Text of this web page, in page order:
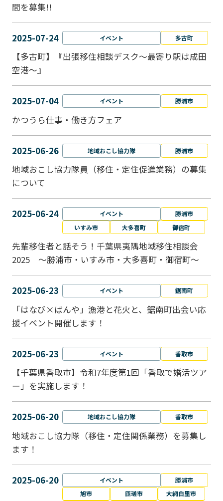
間を募集!!
2025-07-24 イベント 多古町
【多古町】『出張移住相談デスク～最寄り駅は成田
空港～』
2025-07-04 イベント 勝浦市
かつうら仕事・働き方フェア
2025-06-26 地域おこし協力隊 勝浦市
地域おこし協力隊員（移住・定住促進業務）の募集
について
2025-06-24 イベント
勝浦市
いすみ市
大多喜町 御宿町
先輩移住者と話そう！千葉県夷隅地域移住相談会
2025 ～勝浦市・いすみ市・大多喜町・御宿町～
2025-06-23 イベント 鋸南町
「はなび×ばんや」漁港と花火と、鋸南町出会い応
援イベント開催します！
2025-06-23 イベント 香取市
【千葉県香取市】令和7年度第1回「香取で婚活ツア
ー」を実施します！
2025-06-20 地域おこし協力隊 香取市
地域おこし協力隊（移住・定住関係業務）を募集し
ます！
2025-06-20 イベント
勝浦市
旭市
匝瑳市
大網白里市